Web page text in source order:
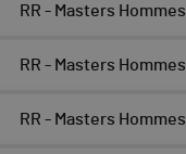
RR - Masters Hommes
RR - Masters Hommes
RR - Masters Hommes